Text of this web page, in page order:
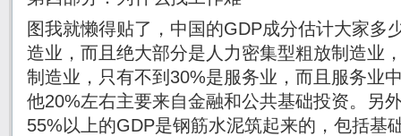
图我就懒得贴了，中国的GDP成分估计大家多
造业，而且绝大部分是人力密集型粗放制造业
制造业，只有不到30%是服务业，而且服务业
他20%左右主要来自金融和公共基础投资。另
55%以上的GDP是钢筋水泥筑起来的，包括基